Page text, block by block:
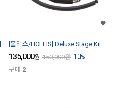
[홀리스/HOLLIS] Deluxe Stage Kit
135,000원 150,000원 10%
구매 2